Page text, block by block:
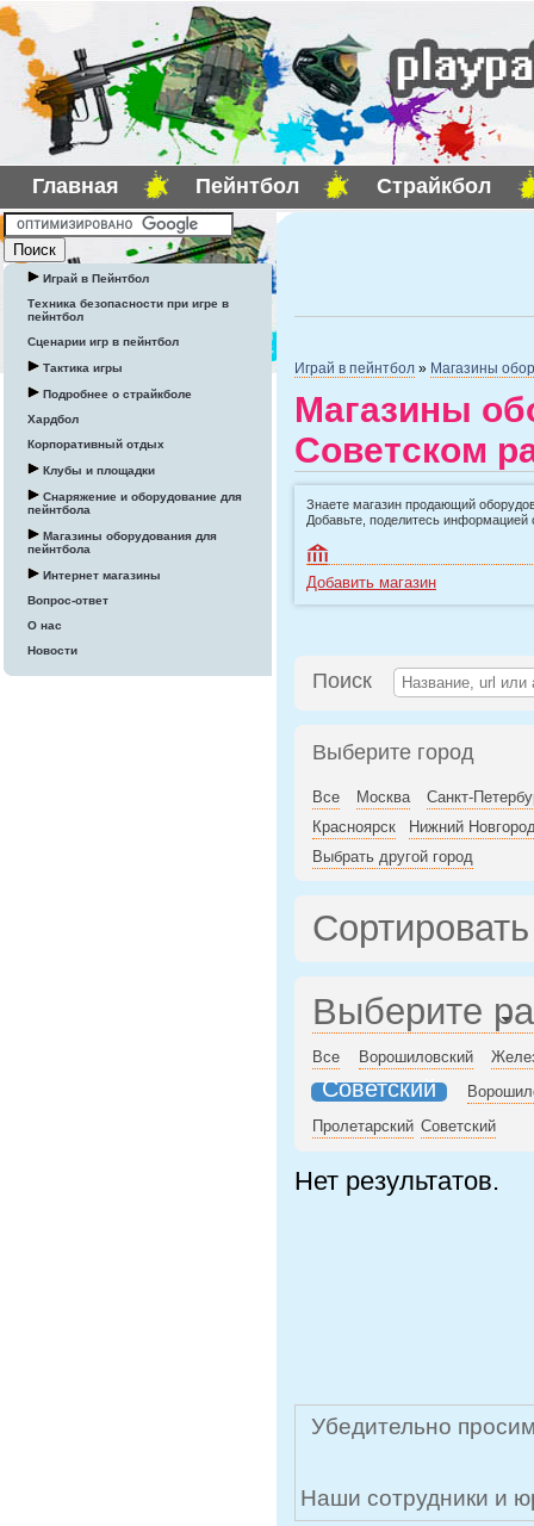
Главная Пейнтбол Страйкбол
Играй в Пейнтбол
Техника безопасности при игре в
пейнтбол
Сценарии игр в пейнтбол
Тактика игры
Подробнее о страйкболе
Хардбол
Корпоративный отдых
Клубы и площадки
Снаряжение и оборудование для
пейнтбола
Магазины оборудования для
пейнтбола
Интернет магазины
Вопрос-ответ
О нас
Новости
Играй в пейнтбол » Магазины
Магазины
Советском
Знаете магазин продающий
Добавьте, поделитесь
Добавить магазин
Поиск
Выберите город
Все Москва
Санкт-
Красноярск
Нижний
Выбрать другой город
Выберите
Все Ворошиловский
Советский
Пролетарский Советский
Нет результатов.
Убедительно
Наши сотрудники и